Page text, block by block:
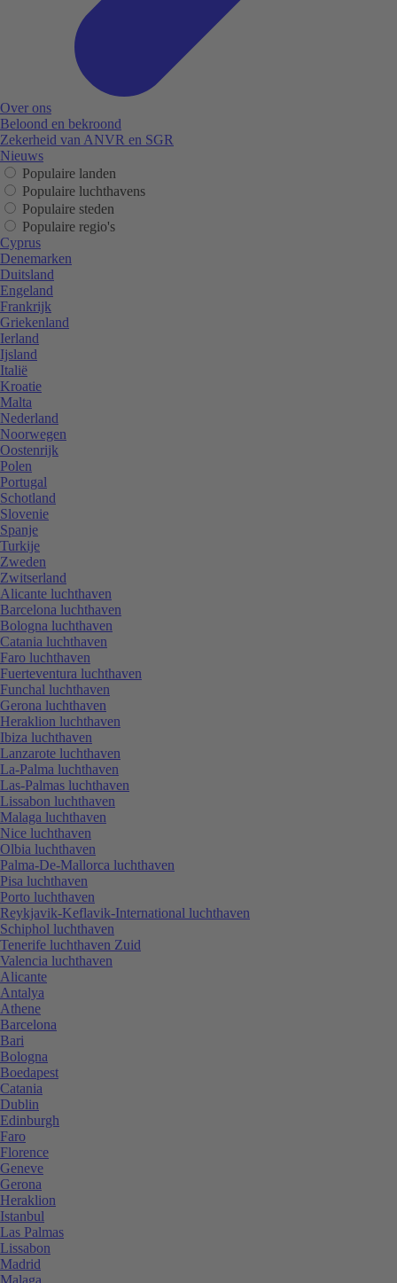
Over ons
Beloond en bekroond
Zekerheid van ANVR en SGR
Nieuws
Populaire landen
Populaire luchthavens
Populaire steden
Populaire regio's
Cyprus
Denemarken
Duitsland
Engeland
Frankrijk
Griekenland
Ierland
Ijsland
Italië
Kroatie
Malta
Nederland
Noorwegen
Oostenrijk
Polen
Portugal
Schotland
Slovenie
Spanje
Turkije
Zweden
Zwitserland
Alicante luchthaven
Barcelona luchthaven
Bologna luchthaven
Catania luchthaven
Faro luchthaven
Fuerteventura luchthaven
Funchal luchthaven
Gerona luchthaven
Heraklion luchthaven
Ibiza luchthaven
Lanzarote luchthaven
La-Palma luchthaven
Las-Palmas luchthaven
Lissabon luchthaven
Malaga luchthaven
Nice luchthaven
Olbia luchthaven
Palma-De-Mallorca luchthaven
Pisa luchthaven
Porto luchthaven
Reykjavik-Keflavik-International luchthaven
Schiphol luchthaven
Tenerife luchthaven Zuid
Valencia luchthaven
Alicante
Antalya
Athene
Barcelona
Bari
Bologna
Boedapest
Catania
Dublin
Edinburgh
Faro
Florence
Geneve
Gerona
Heraklion
Istanbul
Las Palmas
Lissabon
Madrid
Malaga